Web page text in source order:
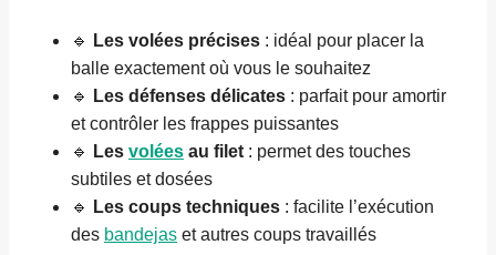
🔹 Les volées précises : idéal pour placer la
balle exactement où vous le souhaitez
🔹
Les défenses délicates : parfait pour amortir
et contrôler les frappes puissantes
🔹
Les volées au filet : permet des touches
subtiles et dosées
🔹
Les coups techniques : facilite l’exécution
des bandejas et autres coups travaillés